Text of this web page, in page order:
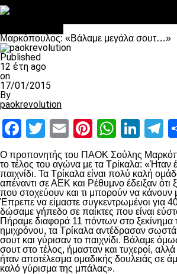
Μαρκόπουλος: «Βάλαμε μεγάλα σουτ…»
Published
12 έτη ago
on
17/01/2015
By
paokrevolution
Facebook
Twitter
EmailPinterest
Ο προπονητής του ΠΑΟΚ Σούλης
το τέλος του αγώνα με τα Τρίκαλα:
παιχνίδι. Τα Τρίκαλα είναι πολύ καλή
απέναντι σε ΑΕΚ και Ρέθυμνο έδειξαν ότι
που στοχεύουν και τι μπορούν να κάνουν
Έπρεπε να είμαστε συγκεντρωμένοι για
δώσαμε γήπεδο σε παίκτες που είναι
Πήραμε διαφορά 11 πόντων στο ξεκίνημα
ημιχρόνου, τα Τρίκαλα αντέδρασαν
σουτ και γύρισαν το παιχνίδι. Βάλαμε
σουτ στο τέλος, ήμασταν και τυχεροί,
ήταν αποτέλεσμα ομαδικής δουλειάς σε
καλό γύρισμα της μπάλας».